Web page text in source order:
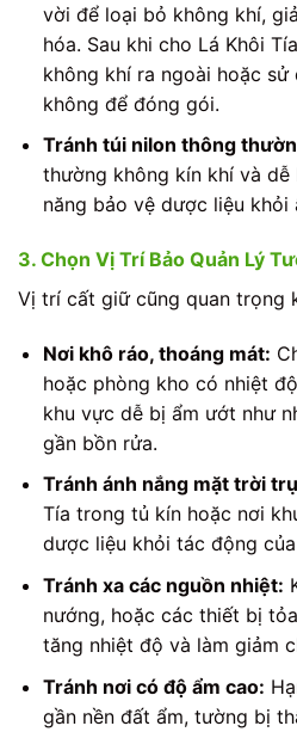
vời để loại bỏ không khí,
hóa. Sau khi cho Lá Khôi
không khí ra ngoài hoặc sử
không để đóng gói.
Tránh túi nilon thông
thường không kín khí và dễ
năng bảo vệ dược liệu khỏi
3. Chọn Vị Trí Bảo Quản Lý
Vị trí cất giữ cũng quan trọng
Nơi khô ráo, thoáng mát:
hoặc phòng kho có nhiệt
khu vực dễ bị ẩm ướt như
gần bồn rửa.
Tránh ánh nắng mặt trời
Tía trong tủ kín hoặc nơi
dược liệu khỏi tác động của
Tránh xa các nguồn nhiệt:
nướng, hoặc các thiết bị
tăng nhiệt độ và làm giảm
Tránh nơi có độ ẩm cao:
gần nền đất ẩm, tường bị